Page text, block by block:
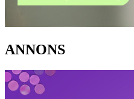
ANNONS